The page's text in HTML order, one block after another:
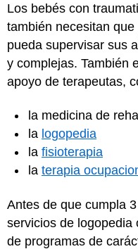
Los bebés con
también necesitan
pueda supervisar sus
y complejas. También
apoyo de terapeutas,
la medicina de
la logopedia
la fisioterapia
la terapia
Antes de que cumpla
servicios de logopedia
de programas de